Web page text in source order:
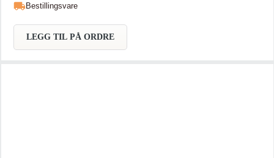
Bestillingsvare
LEGG TIL PÅ ORDRE